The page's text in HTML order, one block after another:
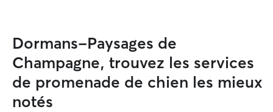
Dormans-Paysages de
Champagne, trouvez les services
de promenade de chien les mieux
notés